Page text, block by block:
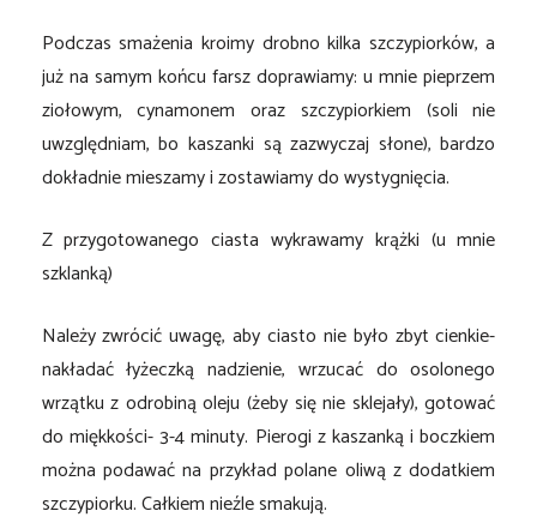
Podczas smażenia kroimy drobno kilka szczypiorków, a
już na samym końcu farsz doprawiamy: u mnie pieprzem
ziołowym, cynamonem oraz szczypiorkiem (soli nie
uwzględniam, bo kaszanki są zazwyczaj słone), bardzo
dokładnie mieszamy i zostawiamy do wystygnięcia.
Z przygotowanego ciasta wykrawamy krążki (u mnie
szklanką)
Należy zwrócić uwagę, aby ciasto nie było zbyt cienkie-
nakładać łyżeczką nadzienie, wrzucać do osolonego
wrzątku z odrobiną oleju (żeby się nie sklejały), gotować
do miękkości- 3-4 minuty. Pierogi z kaszanką i boczkiem
można podawać na przykład polane oliwą z dodatkiem
szczypiorku. Całkiem nieźle smakują.